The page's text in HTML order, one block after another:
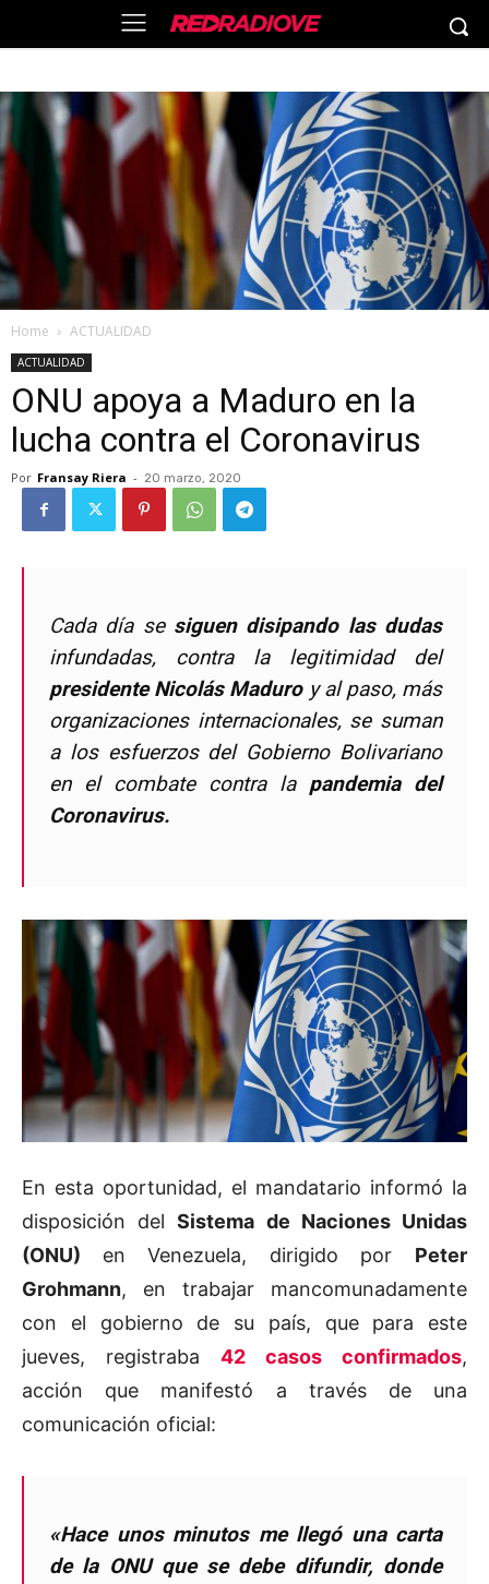
Home ACTUALIDAD
ACTUALIDAD
ONU apoya a Maduro en la
lucha contra el Coronavirus
Por Fransay Riera - 20 marzo, 2020
Cada día se siguen disipando las dudas
infundadas, contra la legitimidad del
presidente Nicolás Maduroy al paso, más
organizaciones internacionales, se suman
a los esfuerzos del Gobierno Bolivariano
en el combate contra la pandemia del
Coronavirus.
En esta oportunidad, el mandatario informó la
disposición delSistema de Naciones Unidas
(ONU) en Venezuela, dirigido por Peter
Grohmann, en trabajar mancomunadamente
con el gobierno de su país, que para este
jueves, registraba 42 casos confirmados,
acción que manifestó a través de una
comunicación oficial:
«Hace unos minutos me llegó una carta
de la ONU que se debe difundir, donde